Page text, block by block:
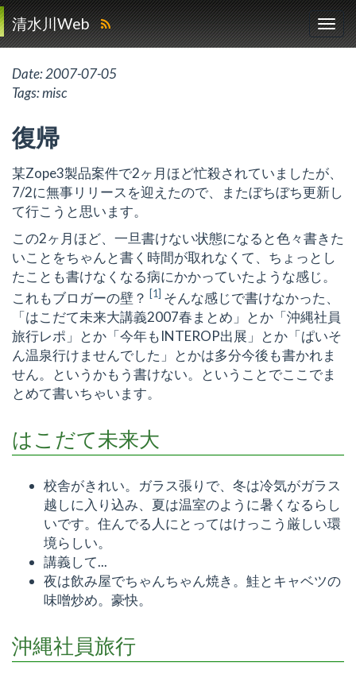
清水川Web
Date:2007-07-05
Tags:misc
復帰
某Zope3製品案件で2ヶ月ほど忙殺されていましたが、
7/2に無事リリースを迎えたので、またぼちぼち更新し
て行こうと思います。
この2ヶ月ほど、一旦書けない状態になると色々書きた
いことをちゃんと書く時間が取れなくて、ちょっとし
たことも書けなくなる病にかかっていたような感じ。
これもブロガーの壁？ [1] そんな感じで書けなかった、
「はこだて未来大講義2007春まとめ」とか「沖縄社員
旅行レポ」とか「今年もINTEROP出展」とか「ぱいそ
ん温泉行けませんでした」とかは多分今後も書かれま
せん。というかもう書けない。ということでここでま
とめて書いちゃいます。
はこだて未来大
校舎がきれい。ガラス張りで、冬は冷気がガラス
越しに入り込み、夏は温室のように暑くなるらし
いです。住んでる人にとってはけっこう厳しい環
境らしい。
講義して...
夜は飲み屋でちゃんちゃん焼き。鮭とキャベツの
味噌炒め。豪快。
沖縄社員旅行